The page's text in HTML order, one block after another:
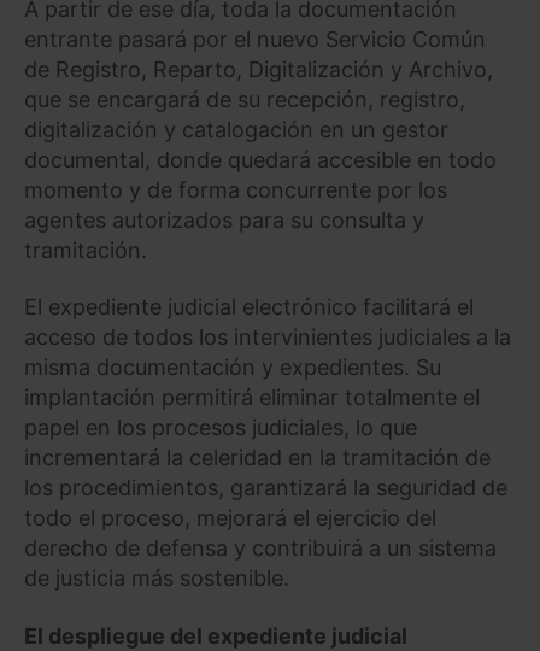
A partir de ese día, toda la documentación
entrante pasará por el nuevo Servicio Común
de Registro, Reparto, Digitalización y Archivo,
que se encargará de su recepción, registro,
digitalización y catalogación en un gestor
documental, donde quedará accesible en todo
momento y de forma concurrente por los
agentes autorizados para su consulta y
tramitación.
El expediente judicial electrónico facilitará el
acceso de todos los intervinientes judiciales a la
misma documentación y expedientes. Su
implantación permitirá eliminar totalmente el
papel en los procesos judiciales, lo que
incrementará la celeridad en la tramitación de
los procedimientos, garantizará la seguridad de
todo el proceso, mejorará el ejercicio del
derecho de defensa y contribuirá a un sistema
de justicia más sostenible.
El despliegue del expediente judicial